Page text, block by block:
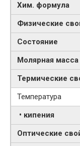
Хим. формула
Физические
Состояние
Молярная масса
Термические
Температура
• кипения
Оптические